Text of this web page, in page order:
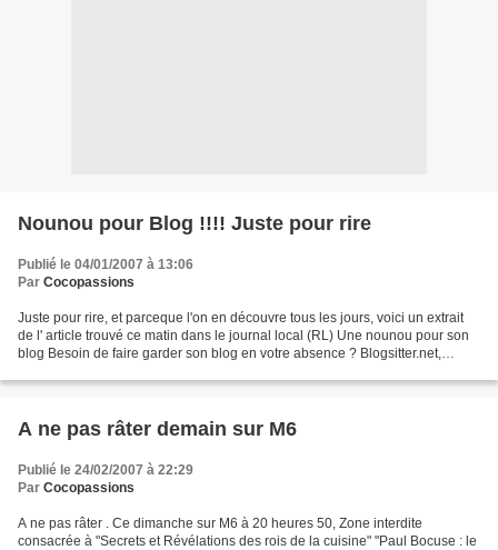
Nounou pour Blog !!!! Juste pour rire
Publié le 04/01/2007 à 13:06
Par Cocopassions
Juste pour rire, et parceque l'on en découvre tous les jours, voici un extrait
de l' article trouvé ce matin dans le journal local (RL) Une nounou pour son
blog Besoin de faire garder son blog en votre absence ? Blogsitter.net,
A ne pas râter demain sur M6
Publié le 24/02/2007 à 22:29
Par Cocopassions
A ne pas râter . Ce dimanche sur M6 à 20 heures 50, Zone interdite
consacrée à "Secrets et Révélations des rois de la cuisine" "Paul Bocuse : le